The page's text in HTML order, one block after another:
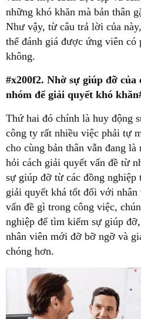
những khó khăn mà bản thân
Như vậy, từ câu trả lời của
thể đánh giá được ứng viên
#x200f2. Nhờ sự giúp đỡ
nhóm để giải quyết khó
công ty rất nhiều việc phải tự
cho cùng bản thân vẫn đang
hỏi cách giải quyết vấn đề từ
sự giúp đỡ từ các đồng nghiệp
giải quyết khá tốt đối với
vấn đề gì trong công việc,
nghiệp để tìm kiếm sự giúp
nhân viên mới đỡ bỡ ngỡ và